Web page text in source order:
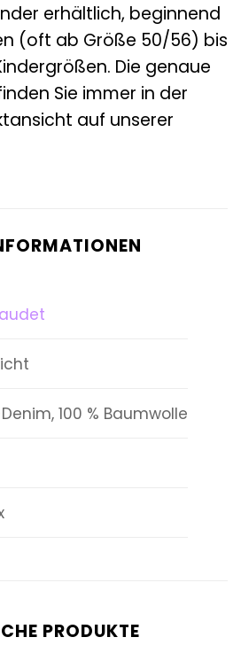
erhältlich, beginnend
(oft ab Größe 50/56) bis
Die genaue
Sie immer in der
auf unserer
100 % Baumwolle
PRODUKTE